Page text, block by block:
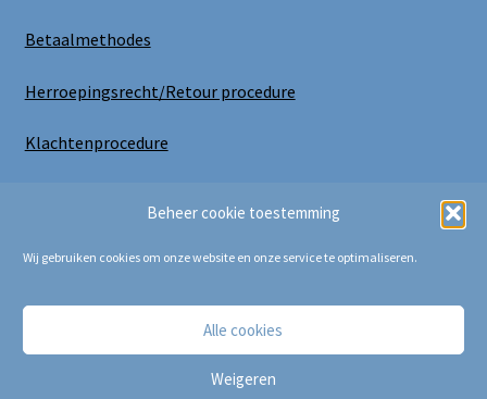
Beheer cookie toestemming
Wij gebruiken cookies om onze website en onze service te optimaliseren.
Alle cookies
Weigeren
Betaalmethodes
Herroepingsrecht/Retour procedure
Klachtenprocedure
Copyright Bij Cora 2025